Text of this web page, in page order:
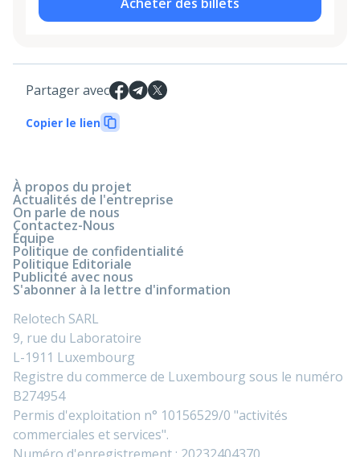
Partager avec
Copier le lien
À propos du projet
Actualités de l'entreprise
On parle de nous
Contactez-Nous
Équipe
Politique de confidentialité
Politique Editoriale
Publicité avec nous
S'abonner à la lettre d'information
Relotech SARL
9, rue du Laboratoire
L-1911 Luxembourg
Registre du commerce de Luxembourg sous le numéro
B274954
Permis d'exploitation n° 10156529/0 "activités
commerciales et services".